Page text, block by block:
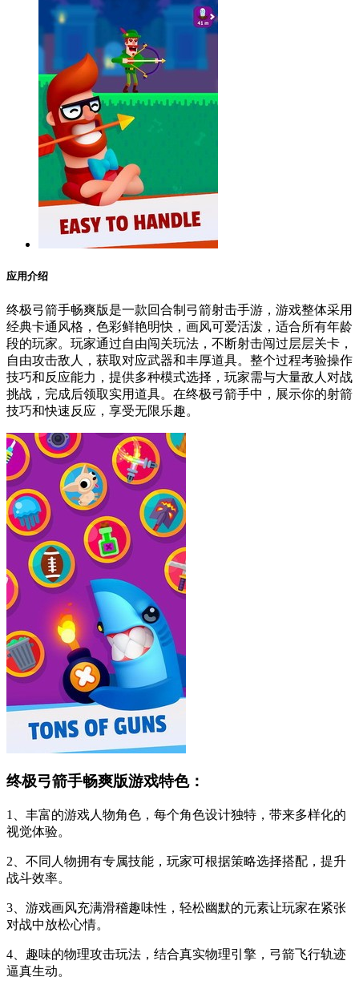
应用介绍
终极弓箭手畅爽版是一款回合制弓箭射击手游，游戏整体采用
经典卡通风格，色彩鲜艳明快，画风可爱活泼，适合所有年龄
段的玩家。玩家通过自由闯关玩法，不断射击闯过层层关卡，
自由攻击敌人，获取对应武器和丰厚道具。整个过程考验操作
技巧和反应能力，提供多种模式选择，玩家需与大量敌人对战
挑战，完成后领取实用道具。在终极弓箭手中，展示你的射箭
技巧和快速反应，享受无限乐趣。
终极弓箭手畅爽版游戏特色：
1、丰富的游戏人物角色，每个角色设计独特，带来多样化的
视觉体验。
2、不同人物拥有专属技能，玩家可根据策略选择搭配，提升
战斗效率。
3、游戏画风充满滑稽趣味性，轻松幽默的元素让玩家在紧张
对战中放松心情。
4、趣味的物理攻击玩法，结合真实物理引擎，弓箭飞行轨迹
逼真生动。